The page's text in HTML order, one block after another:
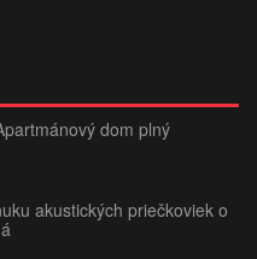
dom plný
akustických priečkoviek o